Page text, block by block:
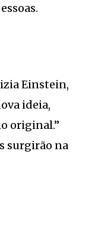
Einstein,
ideia,
original.”
surgirão na